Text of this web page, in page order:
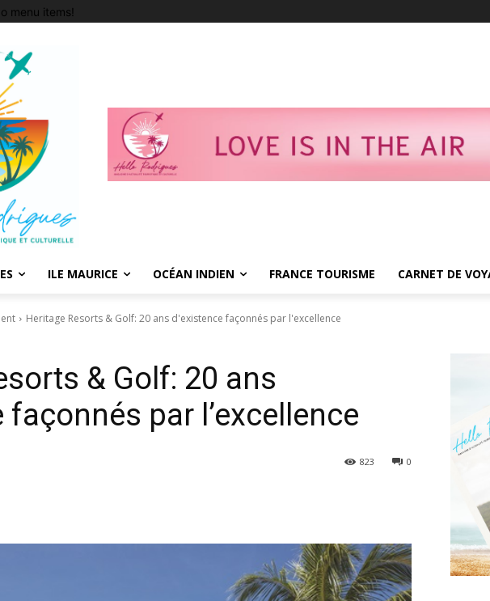
menu items!
ILE MAURICE OCÉAN INDIEN FRANCE TOURISME CARNET DE
Heritage Resorts & Golf: 20 ans d'existence façonnés par l'excellence
& Golf: 20 ans
façonnés par l’excellence
0
823